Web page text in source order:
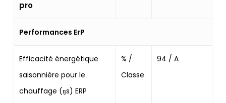
pro
Performances ErP
Efficacité énergétique
saisonnière pour le
chauffage (ŋs) ERP
% /
Classe
94 / A